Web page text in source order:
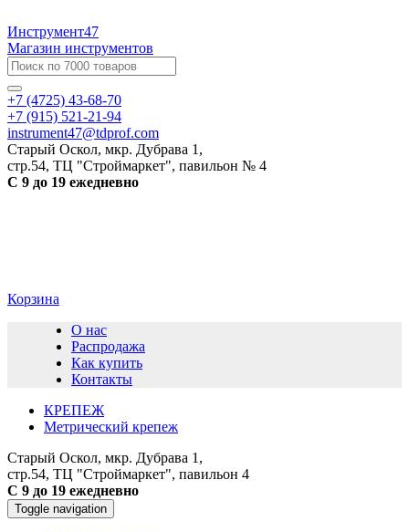
Инструмент47
Магазин инструментов
+7 (4725) 43-68-70
+7 (915) 521-21-94
instrument47@tdprof.com
Старый Оскол, мкр. Дубрава 1,
стр.54, ТЦ "Строймаркет", павильон № 4
С 9 до 19 ежедневно
Корзина
О нас
Распродажа
Как купить
Контакты
КРЕПЕЖ
Метрический крепеж
Старый Оскол, мкр. Дубрава 1,
стр.54, ТЦ "Строймаркет", павильон 4
С 9 до 19 ежедневно
Toggle navigation